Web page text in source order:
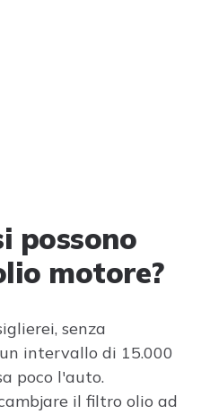
possono
motore?
senza
intervallo di 15.000
poco l'auto.
il filtro olio ad